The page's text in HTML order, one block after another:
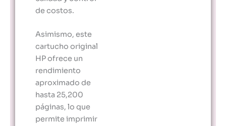
de costos.
Asimismo, este
cartucho original
HP ofrece un
rendimiento
aproximado de
hasta 25,200
páginas, lo que
permite imprimir